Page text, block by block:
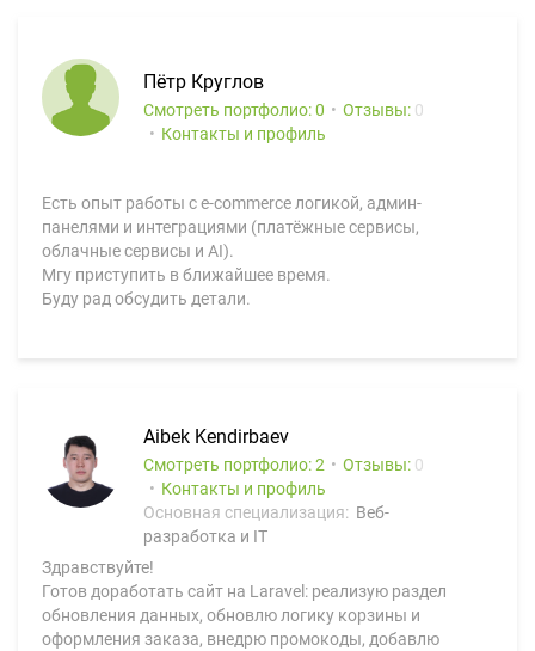
Пётр Круглов
Смотреть портфолио: 0 Отзывы: 0
Контакты и профиль
Есть опыт работы с e-commerce логикой, админ-
панелями и интеграциями (платёжные сервисы,
облачные сервисы и AI).
Мгу приступить в ближайшее время.
Буду рад обсудить детали.
Aibek Kendirbaev
Смотреть портфолио: 2 Отзывы: 0
Контакты и профиль
Основная специализация: Веб-
разработка и IT
Здравствуйте!
Готов доработать сайт на Laravel: реализую раздел
обновления данных, обновлю логику корзины и
оформления заказа, внедрю промокоды, добавлю